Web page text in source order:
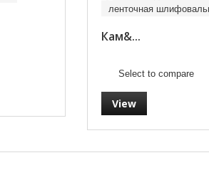
Кам&...
Select to compare
View